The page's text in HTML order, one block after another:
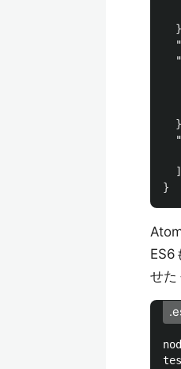
]
}
ES6
せた